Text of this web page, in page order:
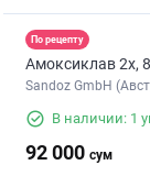
По рецепту
Амоксиклав 2х,
Sandoz GmbH
В наличии: 1
92 000 сум